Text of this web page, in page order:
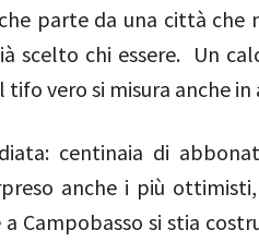
parte da una città che
scelto chi essere. Un
tifo vero si misura anche
centinaia di
anche i più
Campobasso si stia